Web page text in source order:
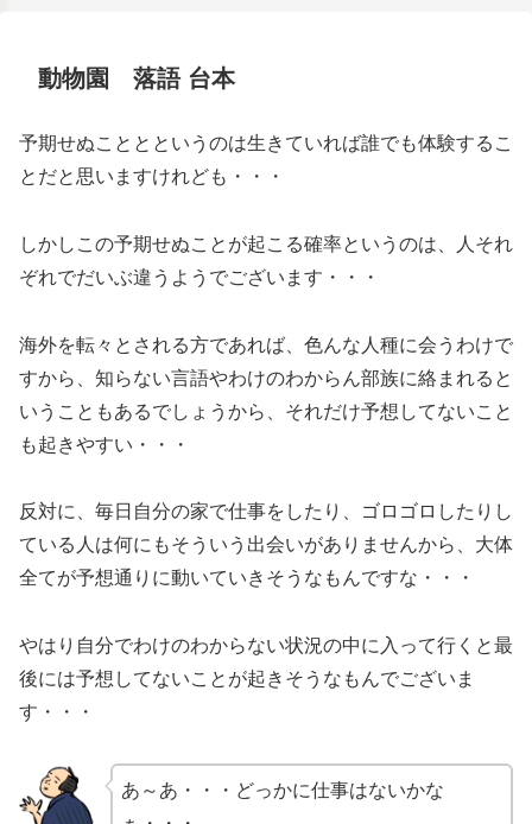
動物園 落語 台本
予期せぬこととというのは生きていれば誰でも体験するこ
とだと思いますけれども・・・
しかしこの予期せぬことが起こる確率というのは、人それ
ぞれでだいぶ違うようでございます・・・
海外を転々とされる方であれば、色んな人種に会うわけで
すから、知らない言語やわけのわからん部族に絡まれると
いうこともあるでしょうから、それだけ予想してないこと
も起きやすい・・・
反対に、毎日自分の家で仕事をしたり、ゴロゴロしたりし
ている人は何にもそういう出会いがありませんから、大体
全てが予想通りに動いていきそうなもんですな・・・
やはり自分でわけのわからない状況の中に入って行くと最
後には予想してないことが起きそうなもんでございま
す・・・
あ～あ・・・どっかに仕事はないかな